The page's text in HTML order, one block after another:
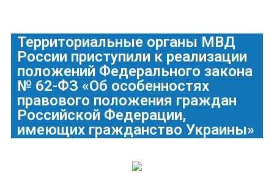
Территориальные органы МВД
России приступили к реализации
положений Федерального закона
№ 62-ФЗ «Об особенностях
правового положения граждан
Российской Федерации,
имеющих гражданство Украины»